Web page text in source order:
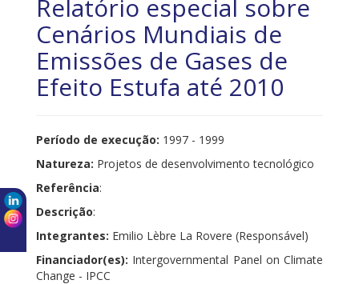
Relatório especial sobre
Cenários Mundiais de
Emissões de Gases de
Efeito Estufa até 2010
Período de execução: 1997 - 1999
Natureza: Projetos de desenvolvimento tecnológico
Referência:
Descrição:
Integrantes: Emilio Lèbre La Rovere (Responsável)
Financiador(es): Intergovernmental Panel on Climate
Change - IPCC